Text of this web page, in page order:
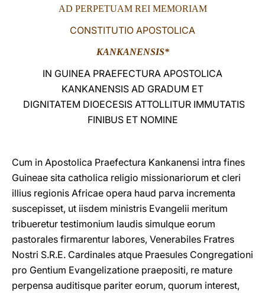
LATINE
AD PERPETUAM REI MEMORIAM
CONSTITUTIO APOSTOLICA
KANKANENSIS*
IN GUINEA PRAEFECTURA APOSTOLICA
KANKANENSIS AD GRADUM ET
DIGNITATEM DIOECESIS ATTOLLITUR IMMUTATIS
FINIBUS ET NOMINE
Cum in Apostolica Praefectura Kankanensi intra fines
Guineae sita catholica religio missionariorum et cleri
illius regionis Africae opera haud parva incrementa
suscepisset, ut iisdem ministris Evangelii meritum
tribueretur testimonium laudis simulque eorum
pastorales firmarentur labores, Venerabiles Fratres
Nostri S.R.E. Cardinales atque Praesules Congregationi
pro Gentium Evangelizatione praepositi, re mature
perpensa auditisque pariter eorum, quorum interest,